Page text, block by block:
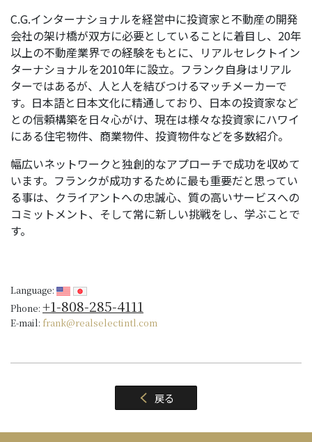
C.G.インターナショナルを経営中に投資家と不動産の開発
会社の架け橋が双方に必要としていることに着目し、20年
以上の不動産業界での経験をもとに、リアルセレクトイン
ターナショナルを2010年に設立。フランク自身はリアル
ターではあるが、人と人を結びつけるマッチメーカーで
す。日本語と日本文化に精通しており、日本の投資家など
との信頼構築を日々心がけ、現在は様々な投資家にハワイ
にある住宅物件、商業物件、投資物件などを多数紹介。
幅広いネットワークと独創的なアプローチで成功を収めて
います。フランクが成功するために最も重要だと思ってい
る事は、クライアントへの忠誠心、質の高いサービスへの
コミットメント、そして常に新しい挑戦をし、学ぶことで
す。
Language:
Phone: +1-808-285-4111
E-mail: frank@realselectintl.com
戻る